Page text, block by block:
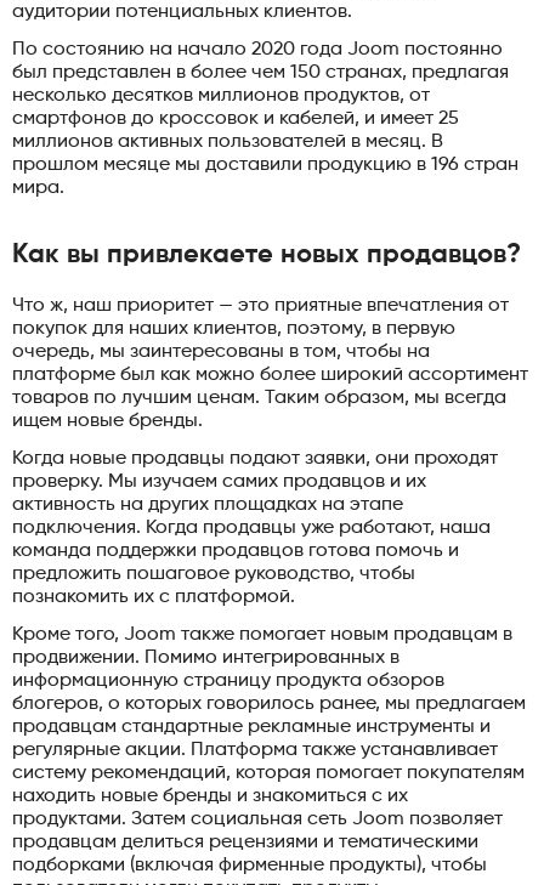
аудитории потенциальных клиентов.
По состоянию на начало 2020 года Joom постоянно
был представлен в более чем 150 странах, предлагая
несколько десятков миллионов продуктов, от
смартфонов до кроссовок и кабелей, и имеет 25
миллионов активных пользователей в месяц. В
прошлом месяце мы доставили продукцию в 196 стран
мира.
Как вы привлекаете новых продавцов?
Что ж, наш приоритет — это приятные впечатления от
покупок для наших клиентов, поэтому, в первую
очередь, мы заинтересованы в том, чтобы на
платформе был как можно более широкий ассортимент
товаров по лучшим ценам. Таким образом, мы всегда
ищем новые бренды.
Когда новые продавцы подают заявки, они проходят
проверку. Мы изучаем самих продавцов и их
активность на других площадках на этапе
подключения. Когда продавцы уже работают, наша
команда поддержки продавцов готова помочь и
предложить пошаговое руководство, чтобы
познакомить их с платформой.
Кроме того, Joom также помогает новым продавцам в
продвижении. Помимо интегрированных в
информационную страницу продукта обзоров
блогеров, о которых говорилось ранее, мы предлагаем
продавцам стандартные рекламные инструменты и
регулярные акции. Платформа также устанавливает
систему рекомендаций, которая помогает покупателям
находить новые бренды и знакомиться с их
продуктами. Затем социальная сеть Joom позволяет
продавцам делиться рецензиями и тематическими
подборками (включая фирменные продукты), чтобы